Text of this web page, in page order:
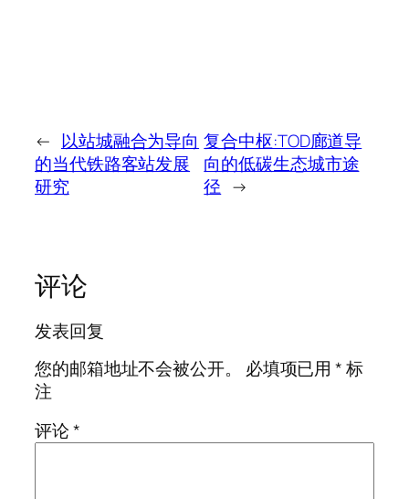
← 以站城融合为导向
的当代铁路客站发展
研究
复合中枢:TOD廊道导
向的低碳生态城市途
径 →
评论
发表回复
您的邮箱地址不会被公开。
必填项已用*标
注
评论*